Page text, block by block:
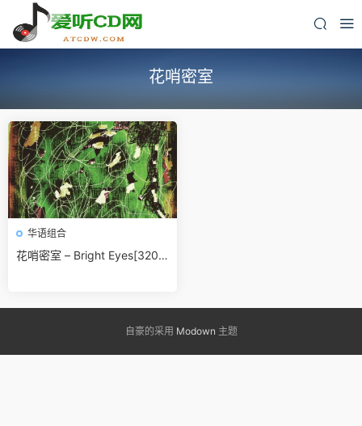
花哨密室
华语组合
花哨密室 – Bright Eyes[320
自豪的采用 Modown 主题